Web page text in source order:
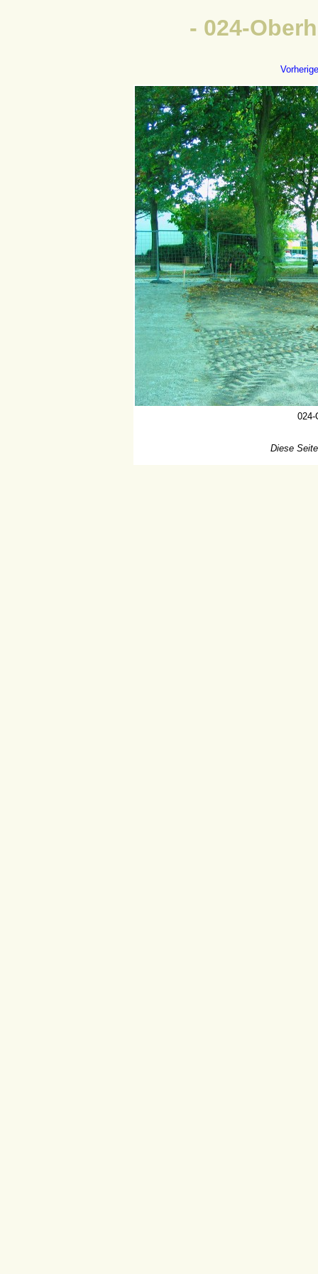
- 024-
Vorherige
024-
Diese